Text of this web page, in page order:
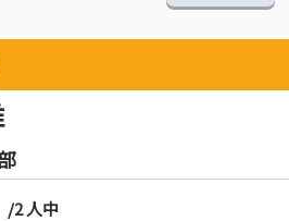
/2 人中